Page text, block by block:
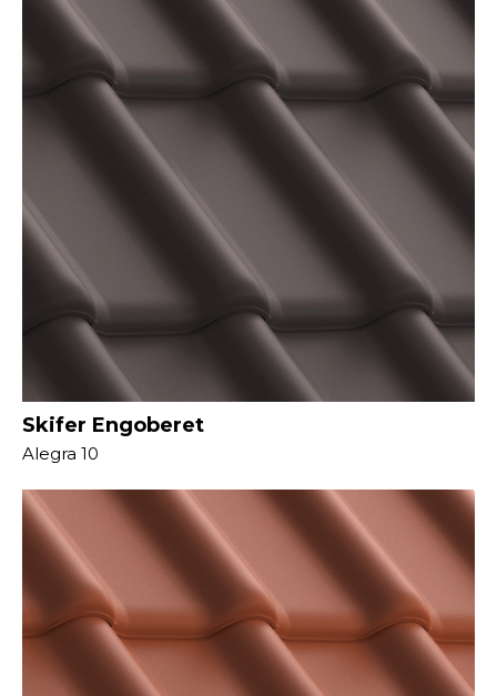
Skifer Engoberet
Alegra 10